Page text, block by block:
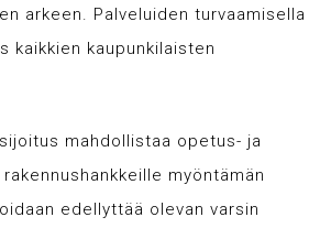
arkeen. Palveluiden turvaamisella
kaikkien kaupunkilaisten
sijoitus mahdollistaa opetus- ja
myöntämän
edellyttää olevan varsin